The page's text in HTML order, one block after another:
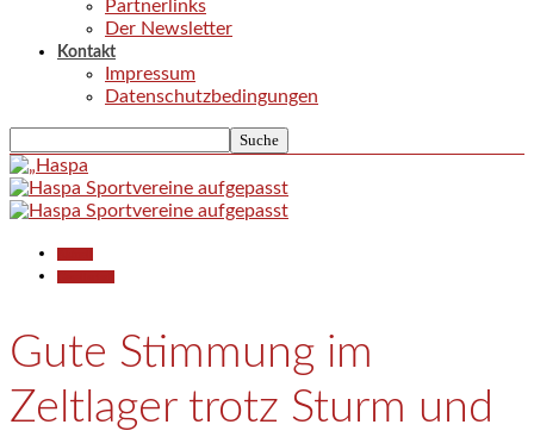
Partnerlinks
Der Newsletter
Kontakt
Impressum
Datenschutzbedingungen
Gute Stimmung im
Zeltlager trotz Sturm und